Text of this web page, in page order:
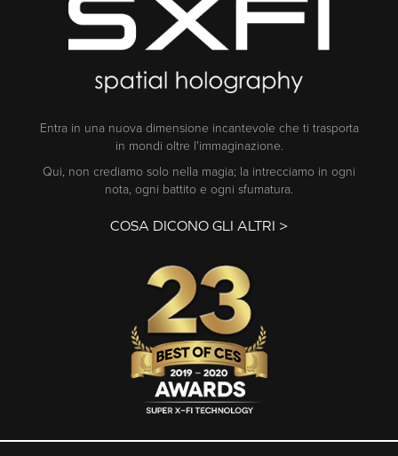
Entra in una nuova dimensione incantevole che ti trasporta
in mondi oltre l'immaginazione.
Qui, non crediamo solo nella magia; la intrecciamo in ogni
nota, ogni battito e ogni sfumatura.
COSA DICONO GLI ALTRI >